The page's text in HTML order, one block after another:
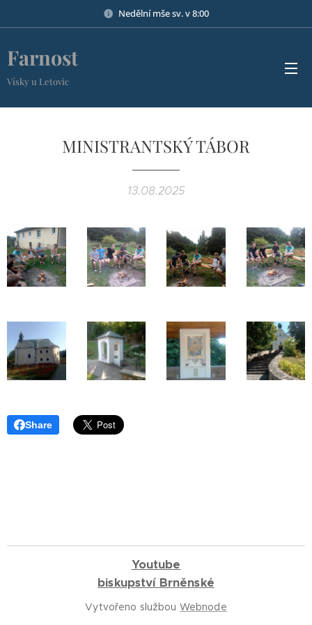
Nedělní mše sv. v 8:00
Farnost
Vísky u Letovic
MINISTRANTSKÝ TÁBOR
13.08.2025
Share
Youtube
biskupství Brněnské
Vytvořeno službou Webnode